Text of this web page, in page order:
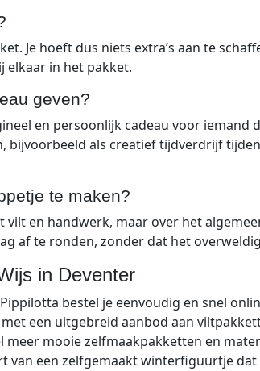
Je hoeft dus niets extra’s aan te
elkaar in het pakket.
geven?
en persoonlijk cadeau voor
bijvoorbeeld als creatief tijdverdrijf
te maken?
en handwerk, maar over het
af te ronden, zonder dat het
in Deventer
bestel je eenvoudig en snel
een uitgebreid aanbod aan
meer mooie zelfmaakpakketten en
van een zelfgemaakt winterfiguurtje